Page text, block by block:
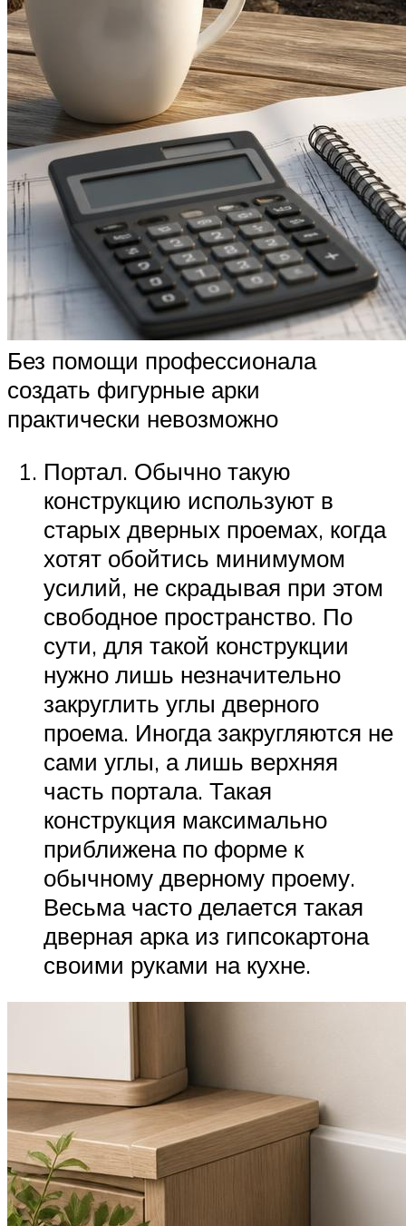
Без помощи профессионала
создать фигурные арки
практически невозможно
Портал. Обычно такую
конструкцию используют в
старых дверных проемах, когда
хотят обойтись минимумом
усилий, не скрадывая при этом
свободное пространство. По
сути, для такой конструкции
нужно лишь незначительно
закруглить углы дверного
проема. Иногда закругляются не
сами углы, а лишь верхняя
часть портала. Такая
конструкция максимально
приближена по форме к
обычному дверному проему.
Весьма часто делается такая
дверная арка из гипсокартона
своими руками на кухне.